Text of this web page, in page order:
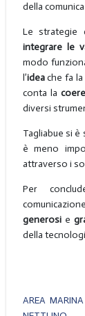
della
Le strategie
integrare le
modo
l’ideache fa
conta la
diversi
Tagliabue si è
è meno
attraverso i
Per
generosi e
della
AREA